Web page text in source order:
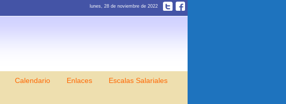
lunes, 28 de noviembre de 2022
Calendario Enlaces Escalas Salariales